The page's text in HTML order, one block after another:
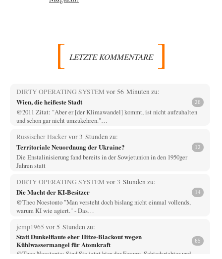
LETZTE KOMMENTARE
DIRTY OPERATING SYSTEMvor 56 Minuten zu:
Wien, die heißeste Stadt 26
@2011 Zitat: "Aber er [der Klimawandel] kommt, ist nicht aufzuhalten
und schon gar nicht umzukehren."…
Russischer Hackervor 3 Stunden zu:
Territoriale Neuordnung der Ukraine? 12
Die Enstalinisierung fand bereits in der Sowjetunion in den 1950ger
Jahren statt
DIRTY OPERATING SYSTEMvor 3 Stunden zu:
Die Macht der KI-Besitzer 14
@Theo Noestonto "Man versteht doch bislang nicht einmal vollends,
warum KI wie agiert." - Das…
jemp1965 vor 5 Stunden zu:
Statt Dunkelflaute eher Hitze-Blackout wegen
Kühlwassermangel für Atomkraft
65
@Theo Noestonto: Sind Sie jetzt hier der Forums-Schiedsrichter und